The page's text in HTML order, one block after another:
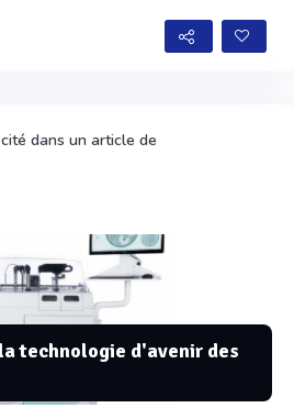
dans un article de
technologie d'avenir des